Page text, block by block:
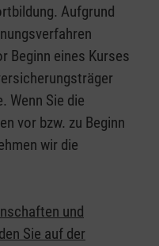
Aufgrund
Beginn eines Kurses
Wenn Sie die
vor bzw. zu Beginn
wir die
und
Sie auf der